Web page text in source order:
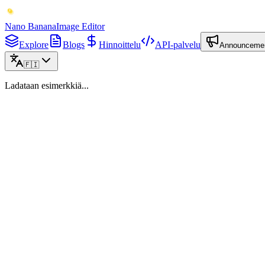
Nano BananaImage Editor
Explore
Blogs Hinnoittelu API-palvelu
🇫🇮
Ladataan esimerkkiä...